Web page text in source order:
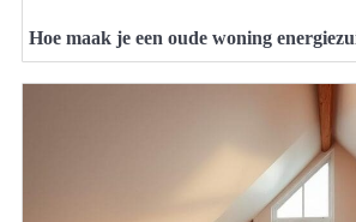
Hoe maak je een oude woning